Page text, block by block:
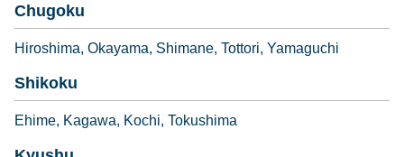
Chugoku
Hiroshima Okayama Shimane Tottori Yamaguchi
Shikoku
Ehime Kagawa Kochi Tokushima